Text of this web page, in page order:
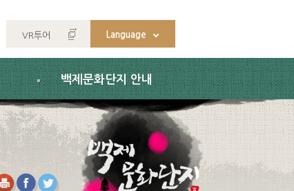
VR투어 Language
백제문화단지 안내